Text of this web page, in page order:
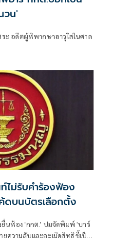
วน'
ะ อดีตผู้พิพากษาอาวุใสในศาล
ไม่รับคำร้องฟ้อง
ดบนบัตรเลือกตั้ง
ยื่นฟ้อง 'กกต.' ปมจัดพิมพ์ 'บาร์
ความลับและละเมิดสิทธิ ชี้เป็น